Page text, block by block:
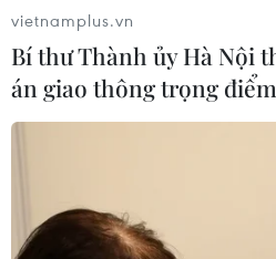
vietnamplus.vn
Bí thư Thành ủy Hà Nội
án giao thông trọng